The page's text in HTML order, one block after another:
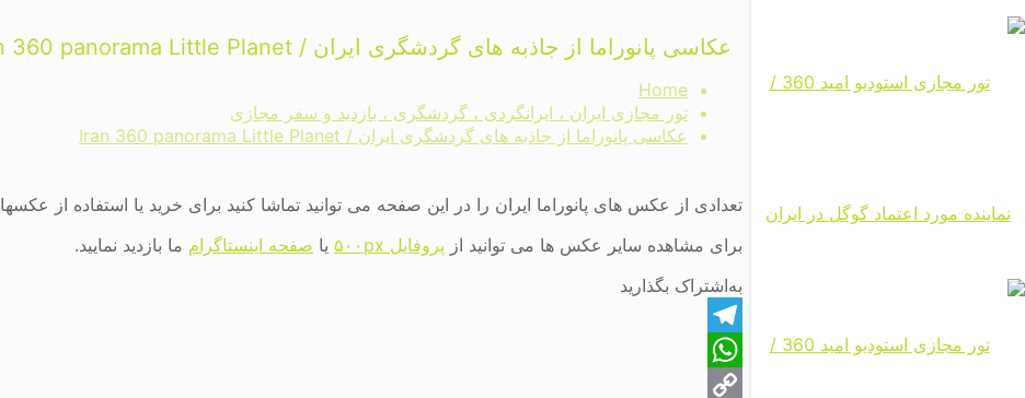
عکاسی پانوراما از جاذبه های گردشگری ایران / Iran 360 panorama Little Planet
Home
تور مجازی ایران ، ایرانگردی ، گردشگری ، بازدید و سفر مجازی
عکاسی پانوراما از جاذبه های گردشگری ایران / Iran 360 panorama Little Planet
تعدادی از عکس های پانوراما ایران را در این صفحه می توانید تماشا کنید برای خرید یا استفاده از عکسها
برای مشاهده سایر عکس ها می توانید از پروفایل ۵۰۰px یا صفحه اینستاگرام ما بازدید نمایید.
به‌اشتراک بگذارید
Telegram
WhatsApp